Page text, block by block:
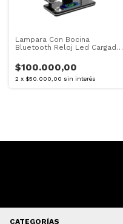
Lampara Con Bocina
Bluetooth Reloj Led Cargador
$100.000,00
2 x $50.000,00 sin interés
CATEGORÍAS